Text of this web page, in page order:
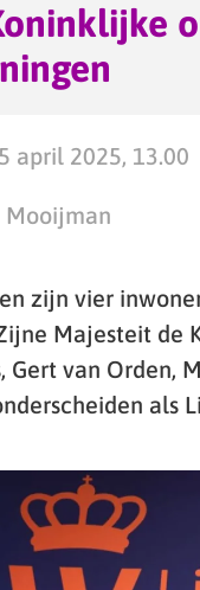
april 2025, 13.00
Mooijman
zijn vier
Majesteit de
Gert van Orden,
als